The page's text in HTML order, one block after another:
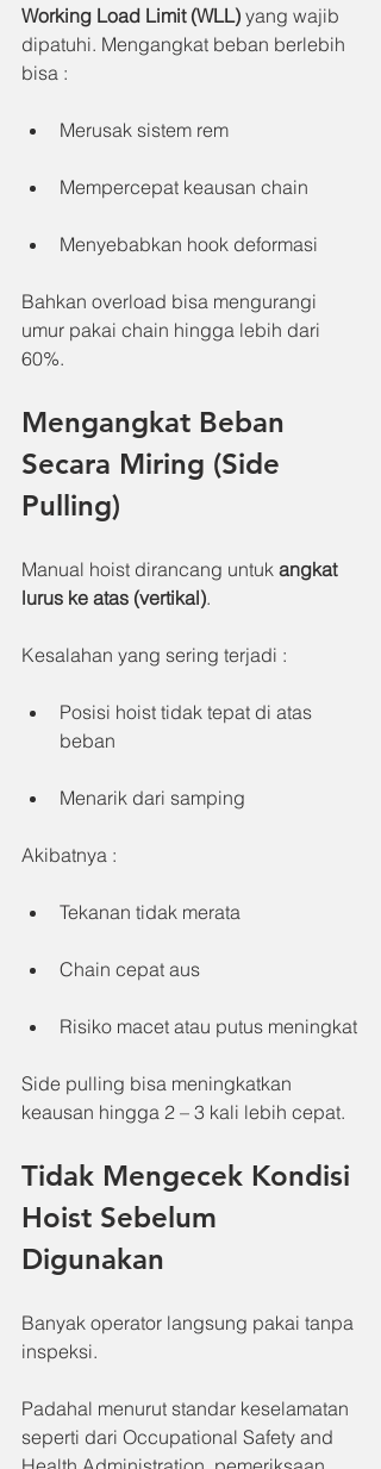
Working Load Limit (WLL) yang wajib
dipatuhi. Mengangkat beban berlebih
bisa :
Merusak sistem rem
Mempercepat keausan chain
Menyebabkan hook deformasi
Bahkan overload bisa mengurangi
umur pakai chain hingga lebih dari
60%.
Mengangkat Beban
Secara Miring (Side
Pulling)
Manual hoist dirancang untuk angkat
lurus ke atas (vertikal).
Kesalahan yang sering terjadi :
Posisi hoist tidak tepat di atas
beban
Menarik dari samping
Akibatnya :
Tekanan tidak merata
Chain cepat aus
Risiko macet atau putus meningkat
Side pulling bisa meningkatkan
keausan hingga 2 – 3 kali lebih cepat.
Tidak Mengecek Kondisi
Hoist Sebelum
Digunakan
Banyak operator langsung pakai tanpa
inspeksi.
Padahal menurut standar keselamatan
seperti dari Occupational Safety and